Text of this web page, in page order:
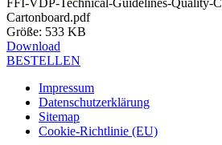
Cartonboard.pdf
Grö­ße: 533 KB
Down­load
BESTELLEN
Impressum
Datenschutzerklärung
Sitemap
Cookie-Richtlinie (EU)